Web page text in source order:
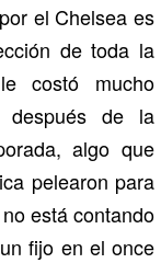
el Chelsea es
de toda la
costó mucho
después de la
algo que
pelearon para
está contando
fijo en el once